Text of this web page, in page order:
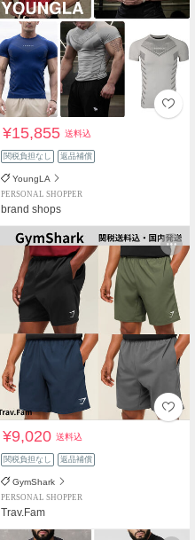
¥15,855送料込
関税負担なし 返品補償
YoungLA
PERSONAL SHOPPER
brand shops
¥9,020送料込
関税負担なし 返品補償
GymShark
PERSONAL SHOPPER
Trav.Fam